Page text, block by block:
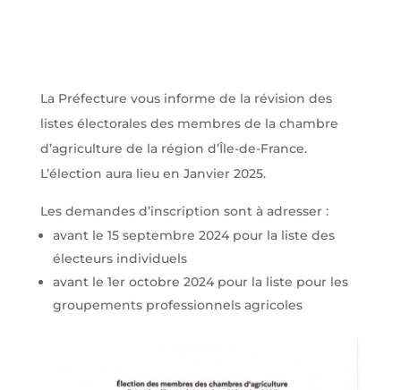
La Préfecture vous informe de la révision des
listes électorales des membres de la chambre
d’agriculture de la région d’Île-de-France.
L’élection aura lieu en Janvier 2025.
Les demandes d’inscription sont à adresser :
avant le 15 septembre 2024 pour la liste des
électeurs individuels
avant le 1er octobre 2024 pour la liste pour les
groupements professionnels agricoles